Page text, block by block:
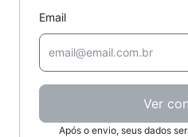
Email
Ver
Após o envio, seus dados